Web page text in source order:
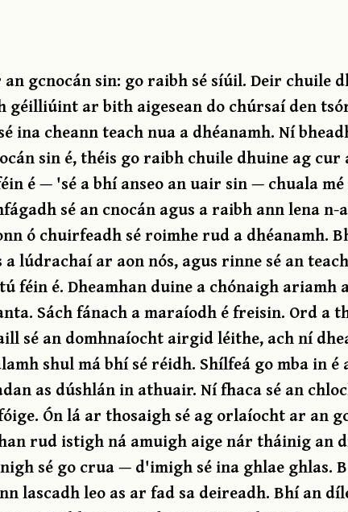
gcnocán sin: go raibh sé síúil. Deir chuile
géilliúint ar bith aigesean do chúrsaí den
cheann teach nua a dhéanamh. Ní
sin é, théis go raibh chuile dhuine ag
é — 'sé a bhí anseo an uair sin — chuala
sé an cnocán agus a raibh ann lena n-
ó chuirfeadh sé roimhe rud a dhéanamh.
a lúdrachaí ar aon nós, agus rinne sé an
féin é. Dheamhan duine a chónaigh ariamh
Sách fánach a maraíodh é freisin. Ord a
sé an domhnaíocht airgid léithe, ach ní
shul má bhí sé réidh. Shílfeá go mba in é
as dúshlán in athuair. Ní fhaca sé an
Ón lá ar thosaigh sé ag orlaíocht ar an
rud istigh ná amuigh aige nár tháinig an
sé go crua — d'imigh sé ina ghlae ghlas.
lascadh leo as ar fad sa deireadh. Bhí an